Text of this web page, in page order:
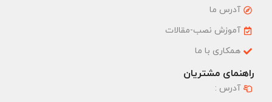
آدرس ما
آموزش نصب-مقالات
همکاری با ما
راهنمای مشتریان
آدرس :